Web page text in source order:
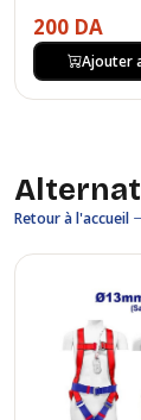
200 DA
Ajouter
Retour à l'accueil